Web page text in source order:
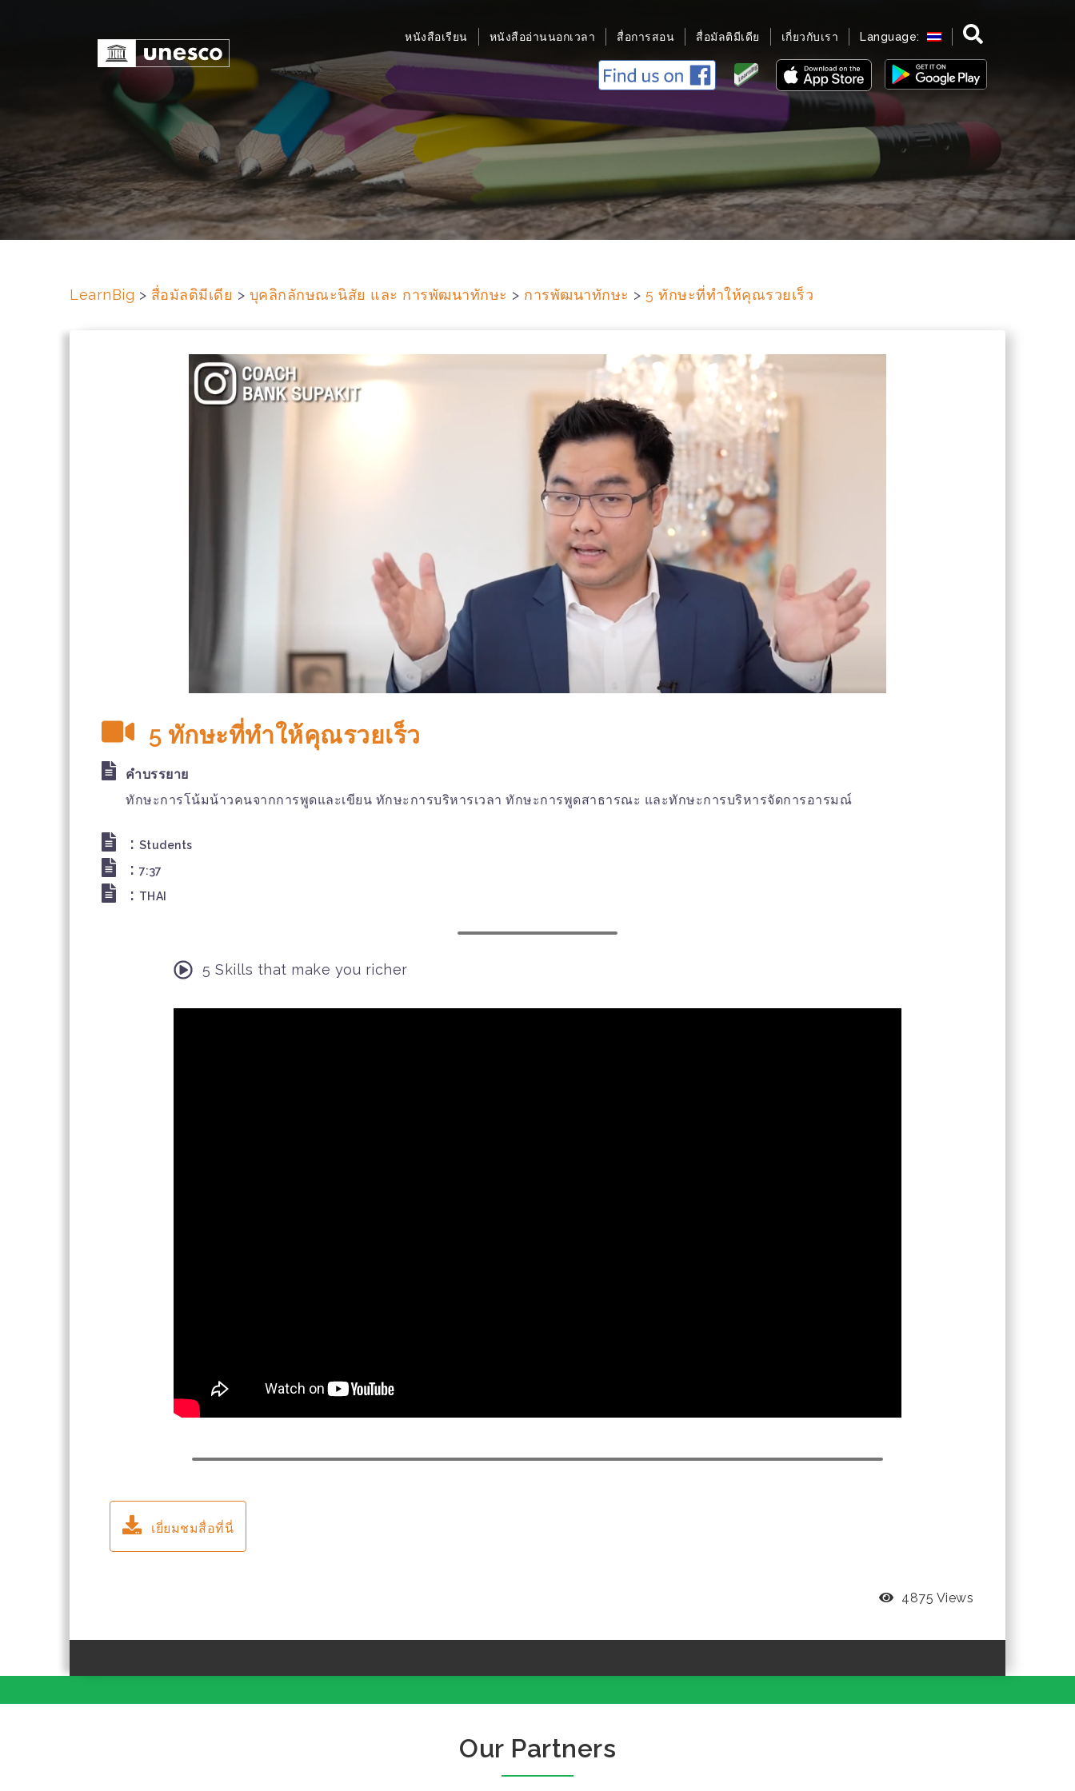
n
t
e
หนังสือเรียน หนังสืออ่านนอกเวลา สื่อการสอน สื่อมัลติมีเดีย เกี่ยวกับเรา Language:
LearnBig > สื่อมัลติมีเดีย > บุคลิกลักษณะนิสัย และ การพัฒนาทักษะ > การพัฒนาทักษะ > 5 ทักษะที่ทำให้คุณรวยเร็ว
5 ทักษะที่ทำให้คุณรวยเร็ว
คำบรรยาย
ทักษะการโน้มน้าวคนจากการพูดและเขียน ทักษะการบริหารเวลา ทักษะการพูดสาธารณะ และทักษะการบริหารจัดการอารมณ์
: Students
: 7:37
: THAI
5 Skills that make you richer
เยี่ยมชมสื่อที่นี่
4875 Views
Our Partners